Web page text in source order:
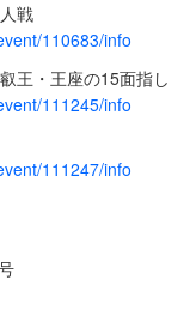
戦
110683/info
王・王座の15面指し
111245/info
111247/info